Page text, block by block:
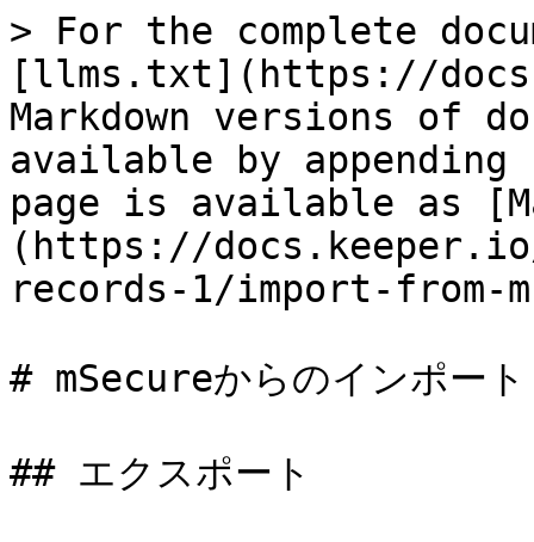
> For the complete
[llms.txt](https://
Markdown versions of
available by
page is available as
(https://
records-1/import-from-
# mSecureからのインポート
## エクスポート